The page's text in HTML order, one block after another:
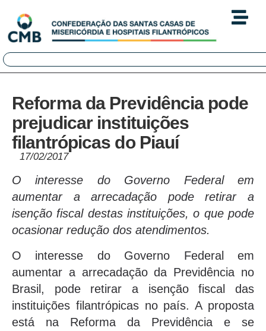
Reforma da Previdência pode
prejudicar instituições
filantrópicas do Piauí
17/02/2017
O interesse do Governo Federal em
aumentar a arrecadação pode retirar a
isenção fiscal destas instituições, o que pode
ocasionar redução dos atendimentos.
O interesse do Governo Federal em
aumentar a arrecadação da Previdência no
Brasil, pode retirar a isenção fiscal das
instituições filantrópicas no país. A proposta
está na Reforma da Previdência e se